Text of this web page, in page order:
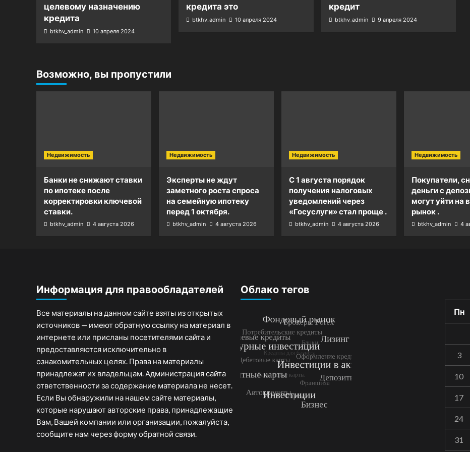
целевому назначению
кредита
btkhv_admin 10 апреля 2024
кредита это
btkhv_admin 10 апреля 2024
кредит
btkhv_admin 9 апреля 2024
Возможно, вы пропустили
Недвижимость
Банки не снижают ставки
по ипотеке после
корректировки ключевой
ставки.
btkhv_admin 4 августа 2026
Недвижимость
Эксперты не ждут
заметного роста спроса
на семейную ипотеку
перед 1 октября.
btkhv_admin 4 августа 2026
Недвижимость
С 1 августа порядок
получения налоговых
уведомлений через
«Госуслуги» стал проще .
btkhv_admin 4 августа 2026
Недвижимость
Покупатели,
деньги с
могут уйти на
рынок .
btkhv_admin 4
Информация для правообладателей
Все материалы на данном сайте взяты из открытых
источников — имеют обратную ссылку на материал в
интернете или присланы посетителями сайта и
предоставляются исключительно в
ознакомительных целях. Права на материалы
принадлежат их владельцам. Администрация сайта
ответственности за содержание материала не несет.
Если Вы обнаружили на нашем сайте материалы,
которые нарушают авторские права, принадлежащие
Вам, Вашей компании или организации, пожалуйста,
сообщите нам через форму обратной связи.
Облако тегов
Пн
3
10
17
24
31